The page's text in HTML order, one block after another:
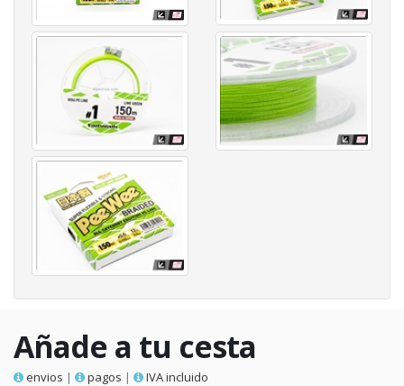
Añade a tu cesta
envios | pagos | IVA incluido